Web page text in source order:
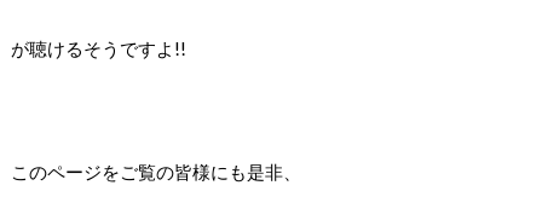
が聴けるそうですよ!!
このページをご覧の皆様にも是非、